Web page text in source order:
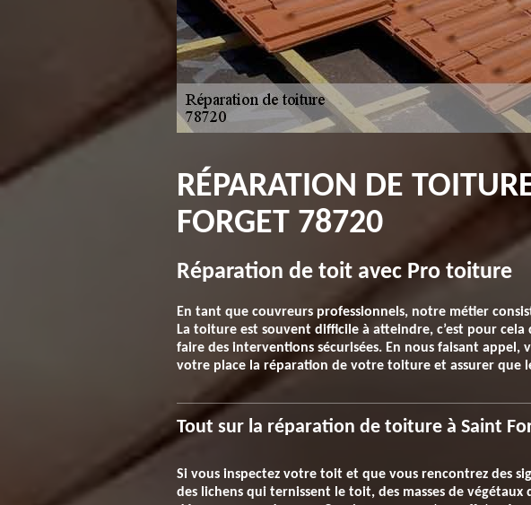
RÉPARATION DE
FORGET 78720
Réparation de toit avec Pro toiture
En tant que couvreurs professionnels, notre métier
La toiture est souvent difficile à atteindre, c’est pour
faire des interventions sécurisées. En nous faisant
votre place la réparation de votre toiture et assurer que
Tout sur la réparation de toiture à Saint
Si vous inspectez votre toit et que vous rencontrez des
des lichens qui ternissent le toit, des masses de